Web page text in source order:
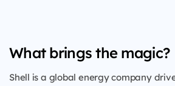
What brings the magic?
Shell is a global energy company